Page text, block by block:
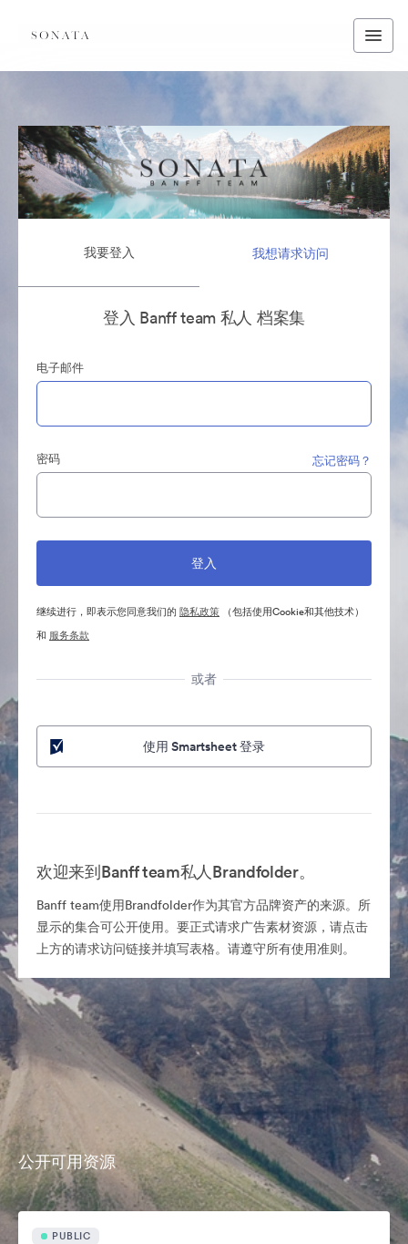
我要登入 我想请求访问
登入 Banff team 私人 档案集
电子邮件
密码 忘记密码？
继续进行，即表示您同意我们的 隐私政策 （包括使用Cookie和其他技术）
和 服务条款
或者
使用 Smartsheet 登录
欢迎来到Banff team私人Brandfolder。
Banff team使用Brandfolder作为其官方品牌资产的来源。所
显示的集合可公开使用。要正式请求广告素材资源，请点击
上方的请求访问链接并填写表格。请遵守所有使用准则。
公开可用资源
PUBLIC